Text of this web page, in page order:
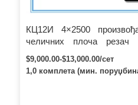
КЦ12И 4×2500
челичних плоча резач
машине за ручно сечење
$9,000.00-$13,000.00/сет
1,0 комплета (мин.